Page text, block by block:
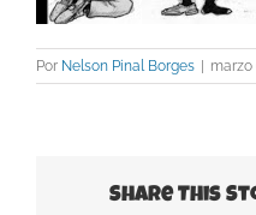
Por Nelson Pinal Borges | marzo
Share This